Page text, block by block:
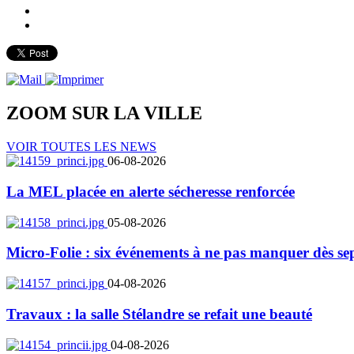
ZOOM SUR LAVILLE
VOIR TOUTES LES NEWS
06-08-2026
La MEL placée en alerte sécheresse renforcée
05-08-2026
Micro-Folie : six événements à ne pas manquer dès
04-08-2026
Travaux : la salle Stélandre se refait une beauté
04-08-2026